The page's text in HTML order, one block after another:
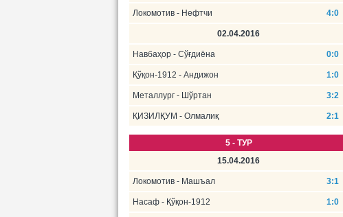
Локомотив - Нефтчи 4:0
02.04.2016
Навбаҳор - Сўғдиёна 0:0
Қўқон-1912 - Андижон 1:0
Металлург - Шўртан 3:2
ҚИЗИЛҚУМ - Олмалиқ 2:1
5 - ТУР
15.04.2016
Локомотив - Машъал 3:1
Насаф - Қўқон-1912 1:0